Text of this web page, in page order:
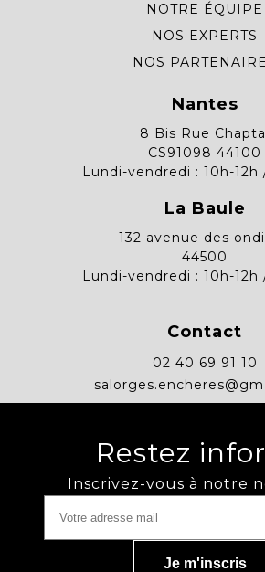
NOTRE ÉQUIPE
NOS EXPERTS
NOS
Nantes
8 Bis Rue
CS91098 44100
Lundi-vendredi : 10h-12h
La Baule
132 avenue des
44500
Lundi-vendredi : 10h-12h
Contact
02 40 69 91 10
Restez
Inscrivez-vous à notre